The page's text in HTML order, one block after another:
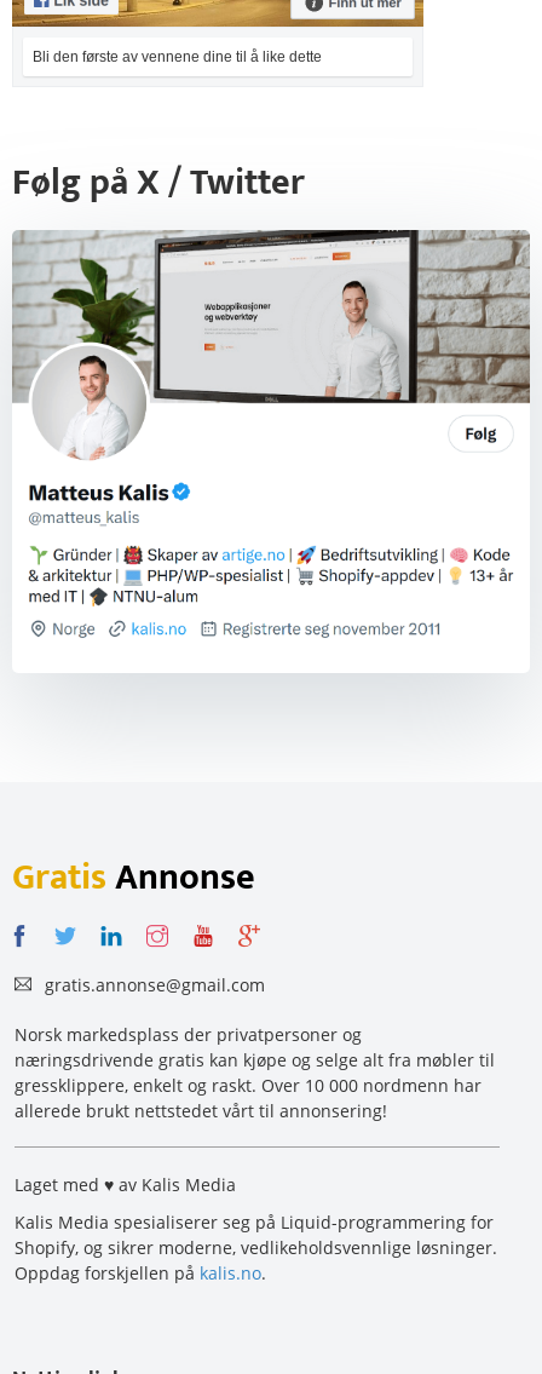
Bli den første av vennene dine til å like dette
Følg på X / Twitter
GratisAnnonse
gratis.annonse@gmail.com
Norsk markedsplass der privatpersoner og
næringsdrivende gratis kan kjøpe og selge alt fra møbler til
gressklippere, enkelt og raskt. Over 10 000 nordmenn har
allerede brukt nettstedet vårt til annonsering!
Laget med ♥ av Kalis Media
Kalis Media spesialiserer seg på Liquid-programmering for
Shopify, og sikrer moderne, vedlikeholdsvennlige løsninger.
Oppdag forskjellen på kalis.no.